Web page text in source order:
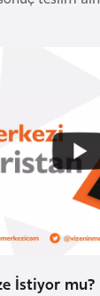
İstiyor mu?